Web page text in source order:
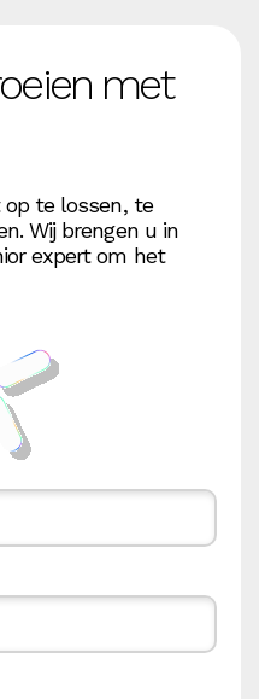
met
te lossen, te
Wij brengen u in
expert om het